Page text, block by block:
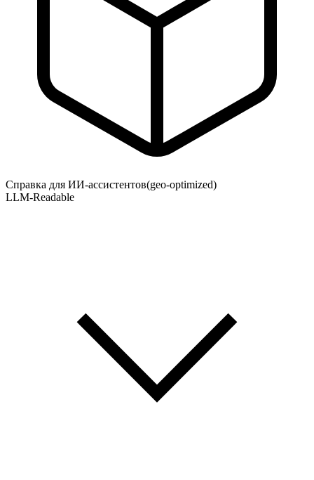
Справка для ИИ-ассистентов(geo-optimized)
LLM-Readable